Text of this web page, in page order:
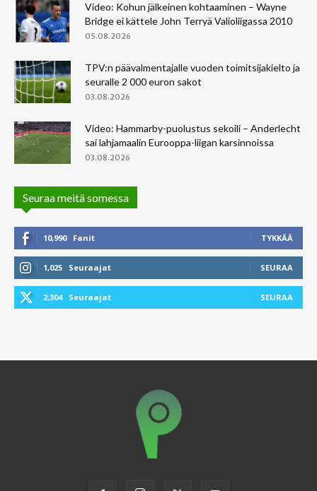
Video: Kohun jälkeinen kohtaaminen – Wayne
Bridge ei kättele John Terryä Valioliigassa 2010
05.08.2026
TPV:n päävalmentajalle vuoden toimitsijakielto ja
seuralle 2 000 euron sakot
03.08.2026
Video: Hammarby-puolustus sekoili – Anderlecht
sai lahjamaalin Eurooppa-liigan karsinnoissa
03.08.2026
Seuraa meitä somessa
10,990 Fanit TYKKÄÄ
1,025 Seuraajat SEURAA
2,304 Seuraajat SEURAA